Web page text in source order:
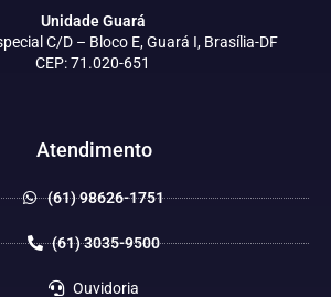
Unidade Guará
C/D – Bloco E, Guará I, Brasília-DF
CEP: 71.020-651
Atendimento
(61) 98626-1751
(61) 3035-9500
Ouvidoria